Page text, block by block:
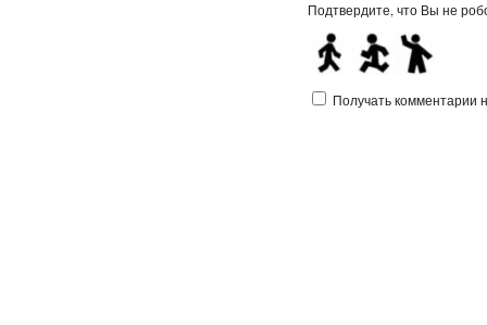
Подтвердите, что Вы не
Получать комментарии